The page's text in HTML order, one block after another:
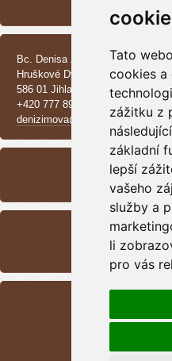
Tato
cookies a
zážitku z
základní
lepší
vašeho
služby a
li
pro vás
Bc. Denisa Zimová
Hruškové Dvory 370 E
586 01 Jihlava
+420 777 890 137
denizimova@seznam.cz
<<
Měsíc: